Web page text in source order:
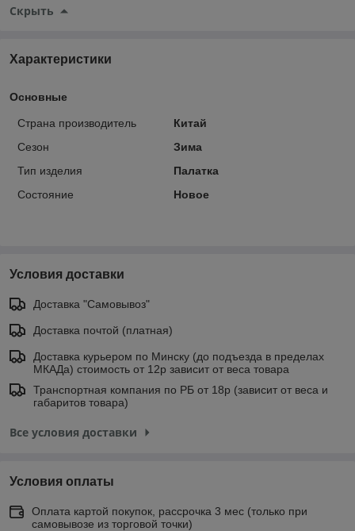
Скрыть
Характеристики
Основные
Страна производитель
Китай
Сезон
Зима
Тип изделия
Палатка
Состояние
Новое
Условия доставки
Доставка "Самовывоз"
Доставка почтой (платная)
Доставка курьером по Минску (до подъезда в пределах
МКАДа) стоимость от 12р зависит от веса товара
Транспортная компания по РБ от 18р (зависит от веса и
габаритов товара)
Все условия доставки
Условия оплаты
Оплата картой покупок, рассрочка 3 мес (только при
самовывозе из торговой точки)